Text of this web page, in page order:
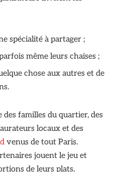
spécialité à partager ;
même leurs chaises ;
chose aux autres et de
familles du quartier, des
locaux et des
venus de tout Paris.
jouent le jeu et
de leurs plats,